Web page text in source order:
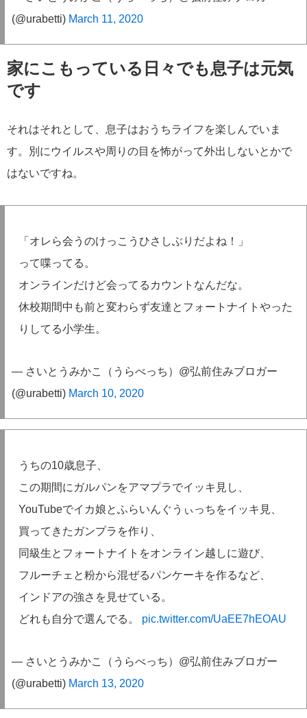
(@urabetti) March 11, 2020
家にこもっている日々でも息子は元気
です
それはそれとして、息子はおうちライフを楽しんでいま
す。別にウイルスや周りの目を怖がって外出しないとかで
はないですね。
「オレら会うのけっこうひさしぶりだよね！」
って喋ってる。
オンラインだけど会ってるカウントなんだな。
休校期間中も前と変わらず友達とフォートナイトやった
りしてる小学生。
— さいとうみかこ（うらべっち）@弘前住みブロガー
(@urabetti) March 10, 2020
うちの10歳息子、
この期間にガルパンをアマプラでイッキ見し、
YouTubeでイカ娘とふらいんぐうぃっちをイッキ見、
買ってきたガンプラを作り、
同級生とフォートナイトをオンライン越しに遊び、
フルーチェと粉から混ぜるパンケーキを作るなど、
インドアの強さを見せている。
どれも自分で選んでる。 pic.twitter.com/UaEE7hEOAU
— さいとうみかこ（うらべっち）@弘前住みブロガー
(@urabetti) March 13, 2020